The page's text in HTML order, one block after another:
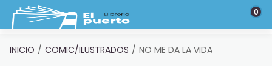
Saltar al contenido principal 0
INICIO COMIC/ILUSTRADOS NO ME DA LA VIDA